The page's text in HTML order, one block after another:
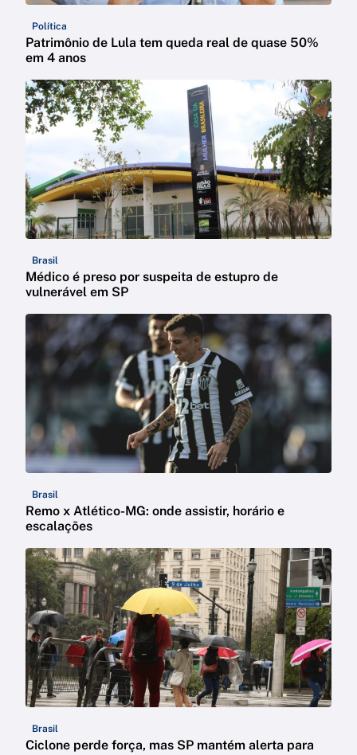
Política
Patrimônio de Lula tem queda real de quase 50%
em 4 anos
Brasil
Médico é preso por suspeita de estupro de
vulnerável em SP
Brasil
Remo x Atlético-MG: onde assistir, horário e
escalações
Brasil
Ciclone perde força, mas SP mantém alerta para